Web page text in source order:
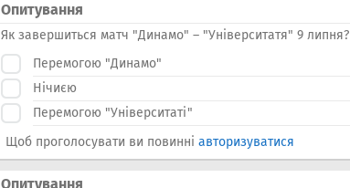
Опитування
Як завершиться матч "Динамо" – "Університатя" 9 липня?
Перемогою "Динамо"
Нічиєю
Перемогою "Університаті"
Щоб проголосувати ви повинні авторизуватися
Опитування